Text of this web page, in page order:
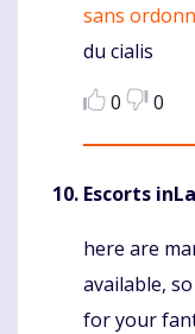
sans
du cialis
0
0
Escorts
Komentaras
here are
available,
for your